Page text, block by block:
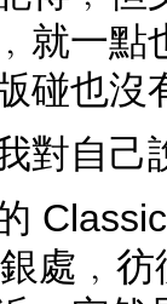
就一
碰也沒
對自己
處﹐